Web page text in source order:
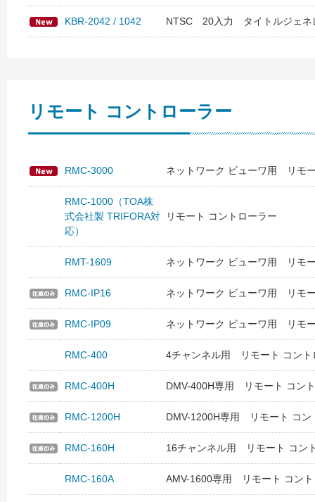
KBR-2042 / 1042 NTSC 20入力 タイトルジェネ
リモート コントローラー
RMC-3000 ネットワーク ビューワ用 リモ
RMC-1000（TOA株
式会社製 TRIFORA対
応）
リモート コントローラー
RMT-1609 ネットワーク ビューワ用 リモ
RMC-IP16 ネットワーク ビューワ用 リモ
RMC-IP09 ネットワーク ビューワ用 リモ
RMC-400 4チャンネル用 リモート コント
RMC-400H DMV-400H専用 リモート コン
RMC-1200H DMV-1200H専用 リモート コン
RMC-160H 16チャンネル用 リモート コン
RMC-160A AMV-1600専用 リモート コント